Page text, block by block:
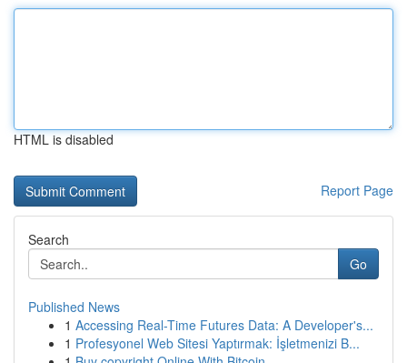
HTML is disabled
Report Page
Search
Go
Published News
1 Accessing Real-Time Futures Data: A Developer's...
1 Profesyonel Web Sitesi Yaptırmak: İşletmenizi B...